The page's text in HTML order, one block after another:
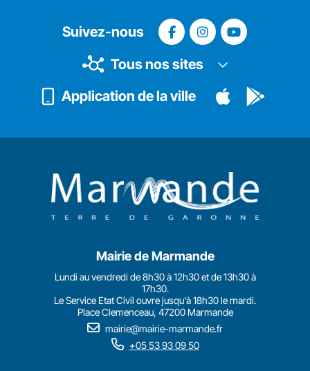
Suivez-nous
Tous nos sites
Application de la ville
Mairie de Marmande
Lundi au vendredi de 8h30 à 12h30 et de 13h30 à
17h30.
Le Service Etat Civil ouvre jusqu'à 18h30 le mardi.
Place Clemenceau, 47200 Marmande
mairie@mairie-marmande.fr
+05 53 93 09 50